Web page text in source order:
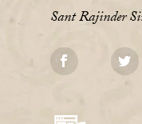
Sant Rajinder